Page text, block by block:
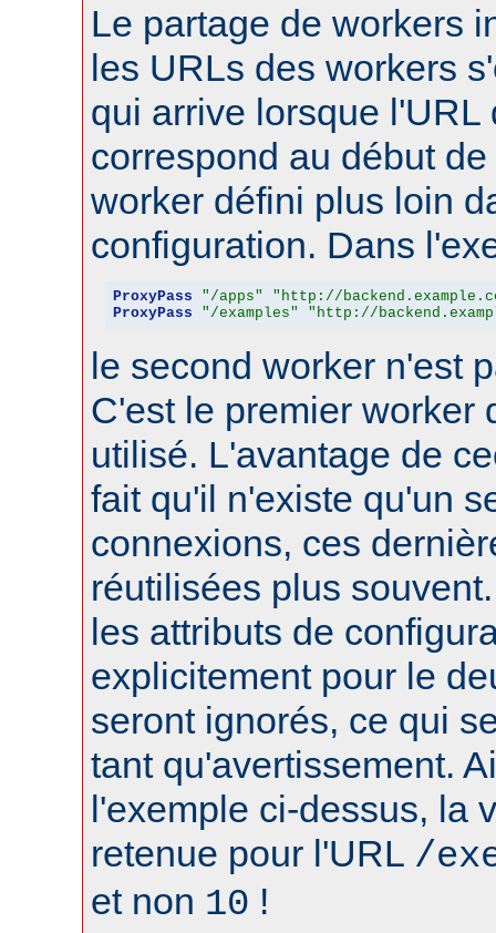
Le partage de workers
les URLs des workers
qui arrive lorsque l'URL
correspond au début
worker défini plus loin
configuration. Dans
ProxyPass "/apps"
"http://
ProxyPass
"/examples" "http://
le second worker n'est
C'est le premier worker
utilisé. L'avantage de
fait qu'il n'existe qu'un
connexions, ces
réutilisées plus
les attributs de
explicitement pour le
seront ignorés, ce qui
tant qu'avertissement.
l'exemple ci-dessus, la
retenue pour l'URL /
et non 10 !